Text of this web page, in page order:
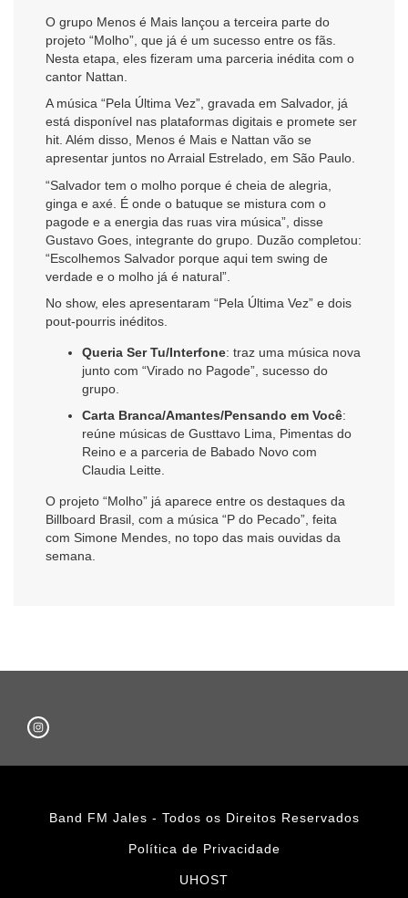
O grupo Menos é Mais lançou a terceira parte do
projeto “Molho”, que já é um sucesso entre os fãs.
Nesta etapa, eles fizeram uma parceria inédita com o
cantor Nattan.
A música “Pela Última Vez”, gravada em Salvador, já
está disponível nas plataformas digitais e promete ser
hit. Além disso, Menos é Mais e Nattan vão se
apresentar juntos no Arraial Estrelado, em São Paulo.
“Salvador tem o molho porque é cheia de alegria,
ginga e axé. É onde o batuque se mistura com o
pagode e a energia das ruas vira música”, disse
Gustavo Goes, integrante do grupo. Duzão completou:
“Escolhemos Salvador porque aqui tem swing de
verdade e o molho já é natural”.
No show, eles apresentaram “Pela Última Vez” e dois
pout-pourris inéditos.
Queria Ser Tu/Interfone: traz uma música nova
junto com “Virado no Pagode”, sucesso do
grupo.
Carta Branca/Amantes/Pensando em Você:
reúne músicas de Gusttavo Lima, Pimentas do
Reino e a parceria de Babado Novo com
Claudia Leitte.
O projeto “Molho” já aparece entre os destaques da
Billboard Brasil, com a música “P do Pecado”, feita
com Simone Mendes, no topo das mais ouvidas da
semana.
Band FM Jales - Todos os Direitos Reservados
Política de Privacidade
UHOST